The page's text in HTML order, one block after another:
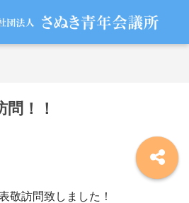
！！
敬訪問致しました！